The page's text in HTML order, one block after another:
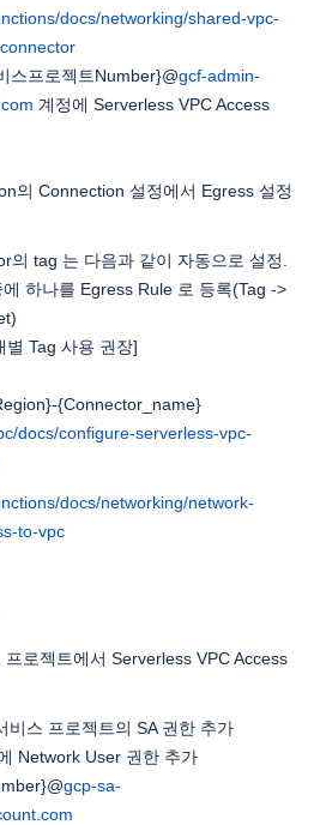
docs/networking/shared-vpc-
스프로젝트Number}@gcf-admin-
계정에 Serverless VPC Access
의 Connection 설정에서 Egress 설정
tag 는 다음과 같이 자동으로 설정.
하나를 Egress Rule 로 등록(Tag ->
Tag 사용 권장]
{Connector_name}
docs/configure-serverless-vpc-
docs/networking/network-
to-vpc
로젝트에서 Serverless VPC Access
스 프로젝트의 SA 권한 추가
Network User 권한 추가
gcp-sa-